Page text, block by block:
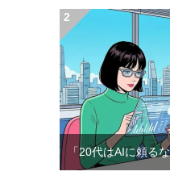
「20代はAIに頼る